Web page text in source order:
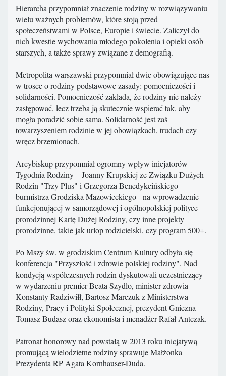
Hierarcha przypomniał znaczenie rodziny w rozwiązywaniu
wielu ważnych problemów, które stoją przed
społeczeństwami w Polsce, Europie i świecie. Zaliczył do
nich kwestie wychowania młodego pokolenia i opieki osób
starszych, a także sprawy związane z demografią.
Metropolita warszawski przypomniał dwie obowiązujące nas
w trosce o rodziny podstawowe zasady: pomocniczości i
solidarności. Pomocniczość zakłada, że rodziny nie należy
zastępować, lecz trzeba ją skutecznie wspierać tak, aby
mogła poradzić sobie sama. Solidarność jest zaś
towarzyszeniem rodzinie w jej obowiązkach, trudach czy
wręcz brzemionach.
Arcybiskup przypomniał ogromny wpływ inicjatorów
Tygodnia Rodziny – Joanny Krupskiej ze Związku Dużych
Rodzin "Trzy Plus" i Grzegorza Benedykcińskiego
burmistrza Grodziska Mazowieckiego - na wprowadzenie
funkcjonującej w samorządowej i ogólnopolskiej polityce
prorodzinnej Kartę Dużej Rodziny, czy inne projekty
prorodzinne, takie jak urlop rodzicielski, czy program 500+.
Po Mszy św. w grodziskim Centrum Kultury odbyła się
konferencja "Przyszłość i zdrowie polskiej rodziny". Nad
kondycją współczesnych rodzin dyskutowali uczestniczący
w wydarzeniu premier Beata Szydło, minister zdrowia
Konstanty Radziwiłł, Bartosz Marczuk z Ministerstwa
Rodziny, Pracy i Polityki Społecznej, prezydent Gniezna
Tomasz Budasz oraz ekonomista i menadżer Rafał Antczak.
Patronat honorowy nad powstałą w 2013 roku inicjatywą
promującą wielodzietne rodziny sprawuje Małżonka
Prezydenta RP Agata Kornhauser-Duda.